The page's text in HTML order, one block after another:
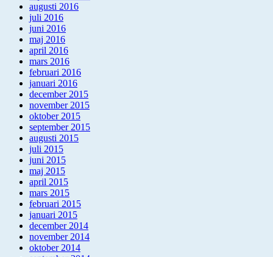
augusti 2016
juli 2016
juni 2016
maj 2016
april 2016
mars 2016
februari 2016
januari 2016
december 2015
november 2015
oktober 2015
september 2015
augusti 2015
juli 2015
juni 2015
maj 2015
april 2015
mars 2015
februari 2015
januari 2015
december 2014
november 2014
oktober 2014